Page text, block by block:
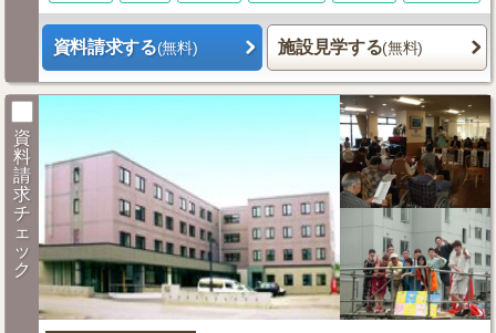
資料請求する(無料) 施設見学する(無料)
資
料
請
求
チ
ェ
ッ
ク